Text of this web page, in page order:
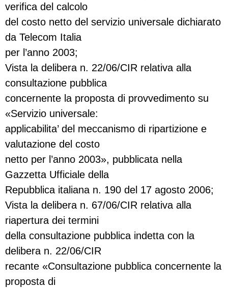
verifica del calcolo
del costo netto del servizio universale dichiarato
da Telecom Italia
per l’anno 2003;
Vista la delibera n. 22/06/CIR relativa alla
consultazione pubblica
concernente la proposta di provvedimento su
«Servizio universale:
applicabilita’ del meccanismo di ripartizione e
valutazione del costo
netto per l’anno 2003», pubblicata nella
Gazzetta Ufficiale della
Repubblica italiana n. 190 del 17 agosto 2006;
Vista la delibera n. 67/06/CIR relativa alla
riapertura dei termini
della consultazione pubblica indetta con la
delibera n. 22/06/CIR
recante «Consultazione pubblica concernente la
proposta di